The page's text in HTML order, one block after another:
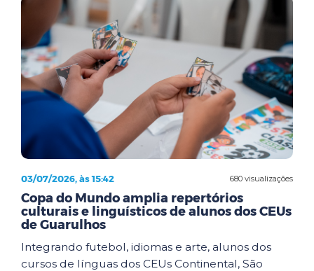
680 visualizações
03/07/2026, às 15:42
Copa do Mundo amplia repertórios
culturais e linguísticos de alunos dos CEUs
de Guarulhos
Integrando futebol, idiomas e arte, alunos dos
cursos de línguas dos CEUs Continental, São